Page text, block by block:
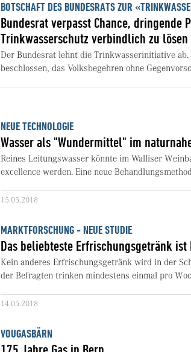
BOTSCHAFT DES BUNDESRATS ZUR
Bundesrat verpasst Chance, dringende
Trinkwasserschutz verbindlich zu lösen
Der Bundesrat lehnt die Trinkwasserinitiative
beschlossen, das Volksbegehren ohne
NEUE TECHNOLOGIE
Wasser als "Wundermittel" im
Reines Leitungswasser könnte im Walliser
excellence werden. Eine neue
15.05.2018
MARKTFORSCHUNG - NEUE STUDIE
Das beliebteste Erfrischungsgetränk ist
Kein anderes Erfrischungsgetränk wird in der
der Befragten trinken mindestens einmal pro
14.05.2018
VOUGASBÄRN